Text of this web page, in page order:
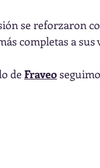
se reforzaron
completas a sus
de Fraveo